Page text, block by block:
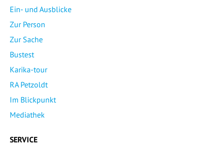
Ein- und Ausblicke
Zur Person
Zur Sache
Bustest
Karika-tour
RA Petzoldt
Im Blickpunkt
Mediathek
SERVICE